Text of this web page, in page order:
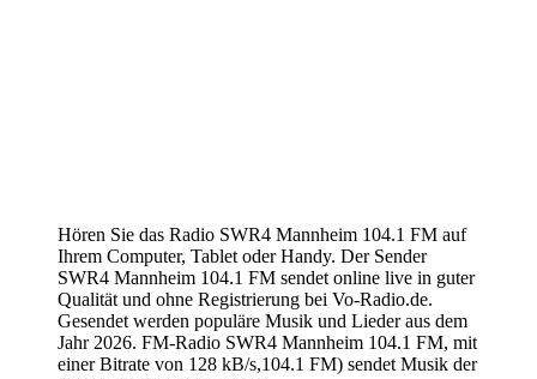
Hören Sie das Radio SWR4 Mannheim 104.1 FM auf
Ihrem Computer, Tablet oder Handy. Der Sender
SWR4 Mannheim 104.1 FM sendet online live in guter
Qualität und ohne Registrierung bei Vo-Radio.de.
Gesendet werden populäre Musik und Lieder aus dem
Jahr 2026. FM-Radio SWR4 Mannheim 104.1 FM, mit
einer Bitrate von 128 kB/s,104.1 FM) sendet Musik der